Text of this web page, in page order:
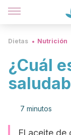
Dietas Nutrición
¿Cuál
7 minutos
El aceite de